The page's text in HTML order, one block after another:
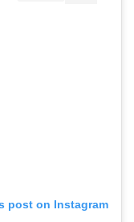
post on Instagram